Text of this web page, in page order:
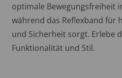
optimale Bewegungsfreiheit
während das Reflexband für
und Sicherheit sorgt. Erlebe
Funktionalität und Stil.